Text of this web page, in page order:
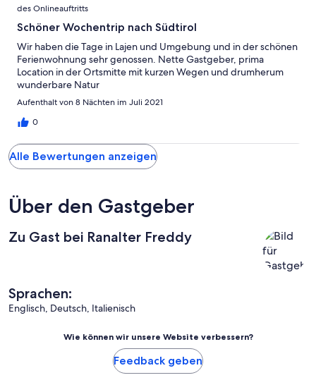
des Onlineauftritts
Schöner Wochentrip nach Südtirol
Wir haben die Tage in Lajen und Umgebung und in der schönen
Ferienwohnung sehr genossen. Nette Gastgeber, prima
Location in der Ortsmitte mit kurzen Wegen und drumherum
wunderbare Natur
Aufenthalt von 8 Nächten im Juli 2021
0
Alle Bewertungen anzeigen
Über den Gastgeber
Zu Gast bei Ranalter Freddy
Sprachen:
Englisch, Deutsch, Italienisch
Wie können wir unsere Website verbessern?
Feedback geben